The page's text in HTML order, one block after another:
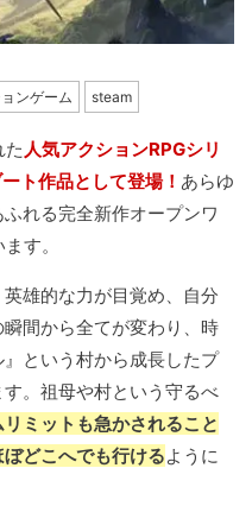
ンゲーム steam
人気アクションRPGシリ
ト作品として登場！ あらゆ
れる完全新作オープンワ
す。
雄的な力が目覚め、自分
間から全てが変わり、時
という村から成長したプ
。祖母や村という守るべ
リミットも急かされること
どこへでも行けるように